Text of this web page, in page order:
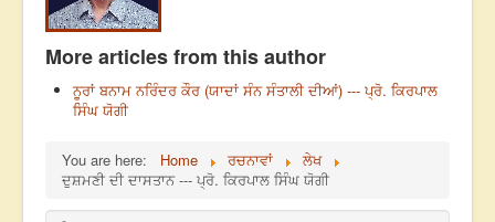
More articles from this author
ਨੂਰਾਂ ਬਨਾਮ ਨਰਿੰਦਰ ਕੌਰ (ਯਾਦਾਂ ਸੰਨ ਸੰਤਾਲੀ ਦੀਆਂ) --- ਪ੍ਰੋ. ਕਿਰਪਾਲ
ਸਿੰਘ ਯੋਗੀ
You are here: Home ਰਚਨਾਵਾਂ
ਲੇਖ
ਦੁਸ਼ਮਣੀ ਦੀ ਦਾਸਤਾਨ --- ਪ੍ਰੋ. ਕਿਰਪਾਲ ਸਿੰਘ ਯੋਗੀ